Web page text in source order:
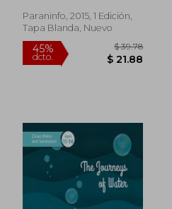
Giménez; José Carlos
Toledano Gasca
Paraninfo, 2015, 1 Edición,
Tapa Blanda, Nuevo